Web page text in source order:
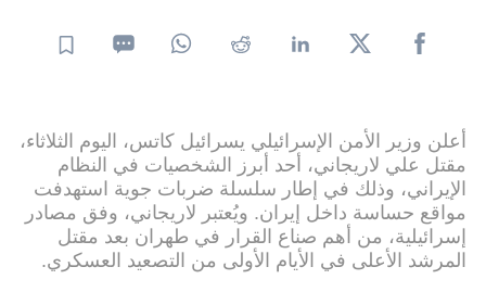
أعلن وزير الأمن الإسرائيلي يسرائيل كاتس، اليوم الثلاثاء،
مقتل علي لاريجاني، أحد أبرز الشخصيات في النظام
الإيراني، وذلك في إطار سلسلة ضربات جوية استهدفت
مواقع حساسة داخل إيران. ويُعتبر لاريجاني، وفق مصادر
إسرائيلية، من أهم صناع القرار في طهران بعد مقتل
المرشد الأعلى في الأيام الأولى من التصعيد العسكري.